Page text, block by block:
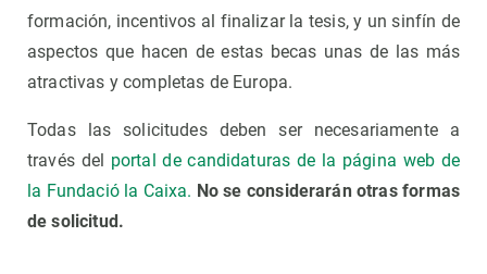
formación, incentivos al finalizar la tesis, y un sinfín de
aspectos que hacen de estas becas unas de las más
atractivas y completas de Europa.
Todas las solicitudes deben ser necesariamente a
través del portal de candidaturas de la página web de
la Fundació la Caixa. No se considerarán otras formas
de solicitud.